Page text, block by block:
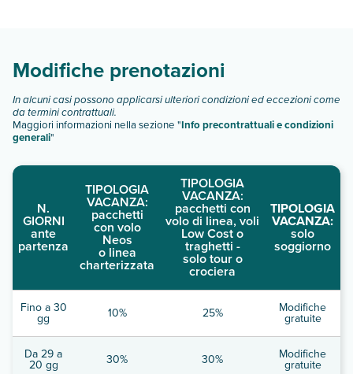
Modifiche prenotazioni
In alcuni casi possono applicarsi ulteriori condizioni ed eccezioni come
da termini contrattuali.
Maggiori informazioni nella sezione "Info precontrattuali e condizioni
generali"
N.
GIORNI
ante
partenza
TIPOLOGIA
VACANZA:
pacchetti
con volo
Neos
o linea
charterizzata
TIPOLOGIA
VACANZA:
pacchetti con
volo di linea, voli
Low Cost o
traghetti -
solo tour o
crociera
TIPOLOGIA
VACANZA:
solo
soggiorno
Fino a 30
gg 10% 25% Modifiche
gratuite
Da 29 a
20 gg 30% 30% Modifiche
gratuite